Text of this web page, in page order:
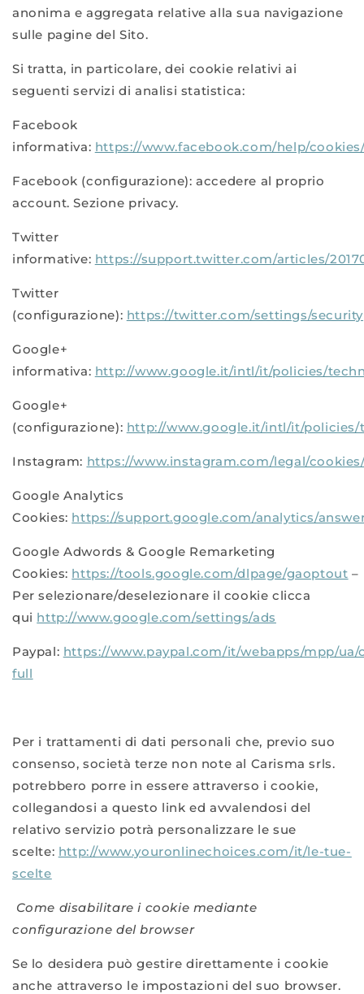
anonima e aggregata relative alla sua navigazione
sulle pagine del Sito.
Si tratta, in particolare, dei cookie relativi ai
seguenti servizi di analisi statistica:
Facebook
informativa: https://www.facebook.com/help/
Facebook (configurazione): accedere al proprio
account. Sezione privacy.
Twitter
informative: https://support.twitter.com/articles/
Twitter
(configurazione): https://twitter.com/settings/security
Google+
informativa: http://www.google.it/intl/it/policies/
Google+
(configurazione): http://www.google.it/intl/it/
Instagram: https://www.instagram.com/legal/
Google Analytics
Cookies: https://support.google.com/analytics/
Google Adwords & Google Remarketing
Cookies: https://tools.google.com/dlpage/gaoptout –
Per selezionare/deselezionare il cookie clicca
qui http://www.google.com/settings/ads
Paypal: https://www.paypal.com/it/webapps/mpp/ua/
full
Per i trattamenti di dati personali che, previo suo
consenso, società terze non note al Carisma srls.
potrebbero porre in essere attraverso i cookie,
collegandosi a questo link ed avvalendosi del
relativo servizio potrà personalizzare le sue
scelte: http://www.youronlinechoices.com/it/le-tue-
scelte
Come disabilitare i cookie mediante
configurazione del browser
Se lo desidera può gestire direttamente i cookie
anche attraverso le impostazioni del suo browser.